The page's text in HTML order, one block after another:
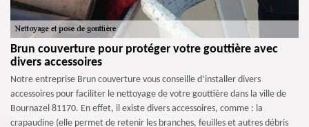
Brun couverture pour protéger votre gouttière avec
divers accessoires
Notre entreprise Brun couverture vous conseille d’installer divers
accessoires pour faciliter le nettoyage de votre gouttière dans la ville de
Bournazel 81170. En effet, il existe divers accessoires, comme : la
crapaudine (elle permet de retenir les branches, feuilles et autres débris